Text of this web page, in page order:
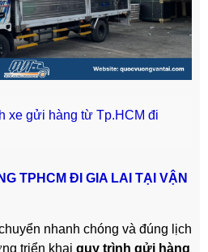
xe gửi hàng từ Tp.HCM đi
TPHCM ĐI GIA LAI TẠI VẬN
nhanh chóng và đúng lịch
triển khai quy trình gửi hàng